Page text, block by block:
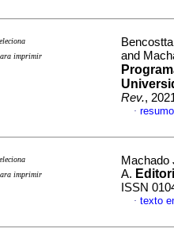
imprimir
and
Rev.,
·
imprimir
Machado
A.
ISSN
· texto